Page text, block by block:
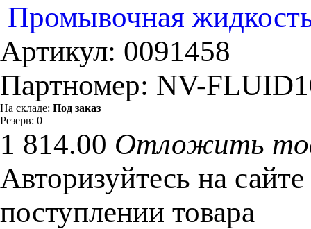
Промывочная
Артикул: 0091458
Партномер: NV-
На складе: Под заказ
Резерв: 0
1 814.00 Отложить
Авторизуйтесь на
поступлении товара